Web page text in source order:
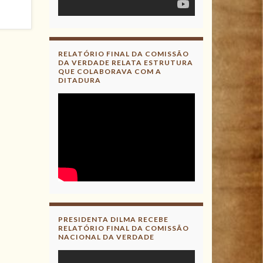
RELATÓRIO FINAL DA COMISSÃO
DA VERDADE RELATA ESTRUTURA
QUE COLABORAVA COM A
DITADURA
PRESIDENTA DILMA RECEBE
RELATÓRIO FINAL DA COMISSÃO
NACIONAL DA VERDADE